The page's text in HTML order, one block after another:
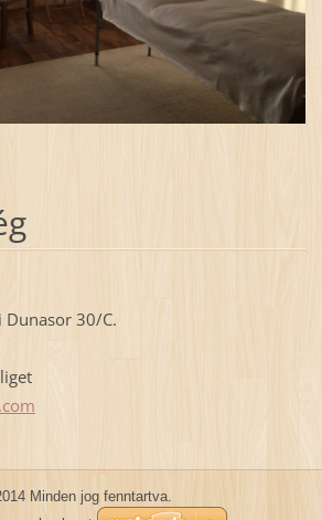
Dunasor 30/C.
Minden jog fenntartva.